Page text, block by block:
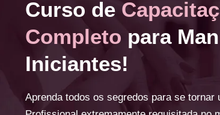
Curso de
Completo para
Iniciantes!
Aprenda todos os segredos para se tornar